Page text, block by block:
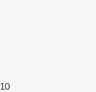
10